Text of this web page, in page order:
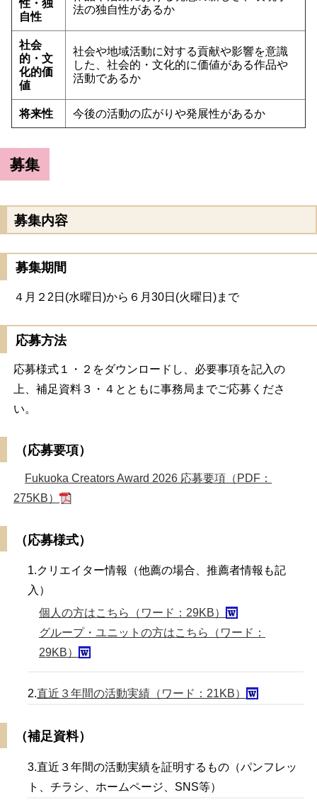
性・独
自性
法の独自性があるか
社会
的・文
化的価
値
社会や地域活動に対する貢献や影響を意識
した、社会的・文化的に価値がある作品や
活動であるか
将来性 今後の活動の広がりや発展性があるか
募集
募集内容
募集期間
４月２2日(水曜日)から６月30日(火曜日)まで
応募方法
応募様式１・２をダウンロードし、必要事項を記入の
上、補足資料３・４とともに事務局までご応募くださ
い。
（応募要項）
Fukuoka Creators Award 2026 応募要項（PDF：
275KB）
（応募様式）
1.クリエイター情報（他薦の場合、推薦者情報も記
入）
個人の方はこちら（ワード：29KB）
グループ・ユニットの方はこちら（ワード：
29KB）
2.直近３年間の活動実績（ワード：21KB）
（補足資料）
3.直近３年間の活動実績を証明するもの（パンフレッ
ト、チラシ、ホームページ、SNS等）